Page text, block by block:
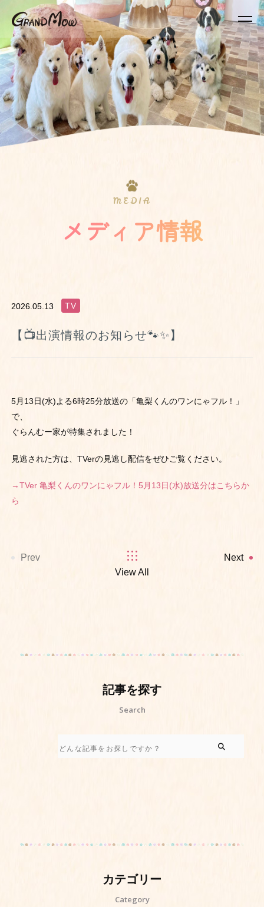
MEDIA
メディア情報
2026.05.13 TV
【📺出演情報のお知らせ🐾✨】
5月13日(水)よる6時25分放送の「亀梨くんのワンにゃフル！」
で、
ぐらんむー家が特集されました！
見逃された方は、TVerの見逃し配信をぜひご覧ください。
→TVer 亀梨くんのワンにゃフル！5月13日(水)放送分はこちらか
ら
Prev
View All
Next
記事を探す
Search
カテゴリー
Category